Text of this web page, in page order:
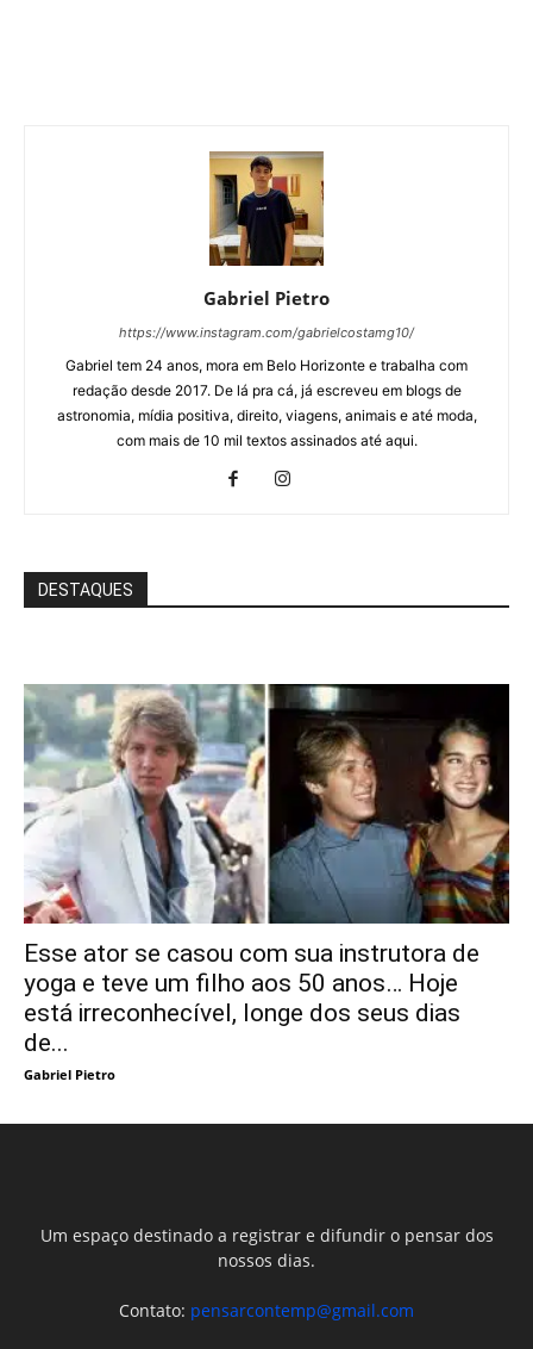
Gabriel Pietro
https://www.instagram.com/gabrielcostamg10/
Gabriel tem 24 anos, mora em Belo Horizonte e trabalha com
redação desde 2017. De lá pra cá, já escreveu em blogs de
astronomia, mídia positiva, direito, viagens, animais e até moda,
com mais de 10 mil textos assinados até aqui.
DESTAQUES
Esse ator se casou com sua instrutora de
yoga e teve um filho aos 50 anos… Hoje
está irreconhecível, longe dos seus dias
de...
Gabriel Pietro
Um espaço destinado a registrar e difundir o pensar dos
nossos dias.
Contato: pensarcontemp@gmail.com